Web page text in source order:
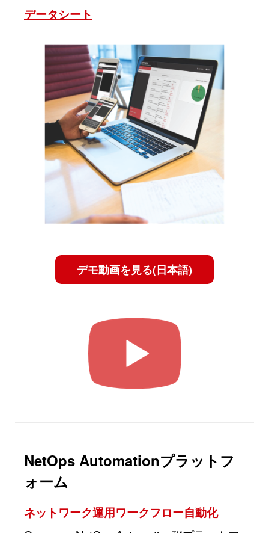
データシート
デモ動画を見る(日本語)
NetOps Automationプラットフ
ォーム
ネットワーク運用ワークフロー自動化